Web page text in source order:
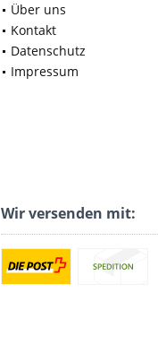
Über uns
Kontakt
Datenschutz
Impressum
Wir versenden mit: